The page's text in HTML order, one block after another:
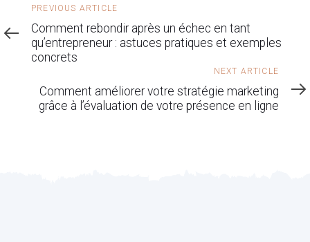
Previous
Article
PREVIOUS ARTICLE
Comment rebondir après un échec en tant
qu’entrepreneur : astuces pratiques et exemples
concrets
Article
NEXT ARTICLE
Comment améliorer votre stratégie marketing
grâce à l’évaluation de votre présence en ligne